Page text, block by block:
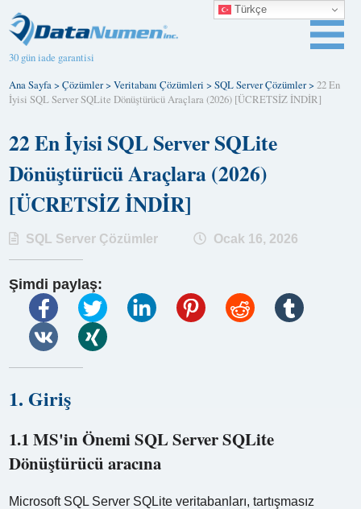
30 gün iade garantisi
Ana Sayfa>Çözümler>Veritabanı Çözümleri >SQL Server Çözümler>22 En
İyisi SQL Server SQLite Dönüştürücü Araçlara (2026) [ÜCRETSİZ İNDİR]
22 En İyisi SQL Server SQLite
Dönüştürücü Araçlara (2026)
[ÜCRETSİZ İNDİR]
SQL Server Çözümler Ocak 16, 2026
Şimdi paylaş:
1. Giriş
1.1 MS'in Önemi SQL Server SQLite
Dönüştürücü aracına
Microsoft SQL Server SQLite veritabanları, tartışmasız
Türkçe